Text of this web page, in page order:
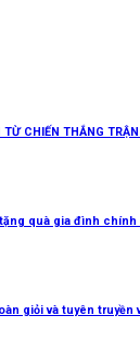
CHIẾN THẮNG
quà gia đình chính
giỏi và tuyên truyền